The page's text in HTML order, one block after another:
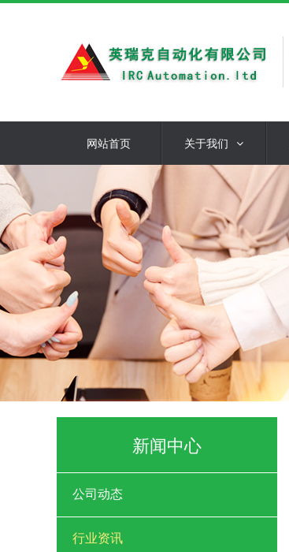
网站首页 关于我们
新闻中心
公司动态
行业资讯